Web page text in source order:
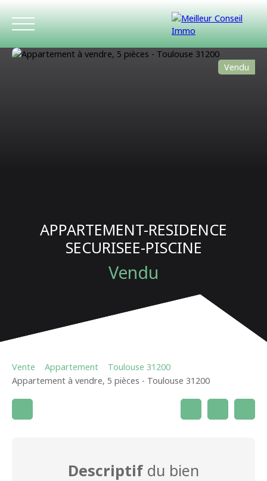
Vendu
APPARTEMENT-RESIDENCE
SECURISEE-PISCINE
Vendu
Vente Appartement
Toulouse 31200
Appartement à vendre, 5 pièces - Toulouse 31200
Descriptif du bien